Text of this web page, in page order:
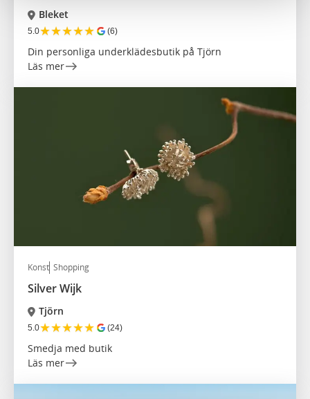
Bleket
5.0★★★★★ (6)
Din personliga underklädesbutik på Tjörn
Läs mer
Konst Shopping
Silver Wijk
Tjörn
5.0★★★★★ (24)
Smedja med butik
Läs mer